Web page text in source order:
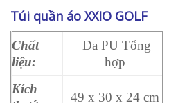
Túi quần áo XXIO GOLF
Chất
liệu:
Da PU Tổng
hợp
Kích
49 x 30 x 24 cm